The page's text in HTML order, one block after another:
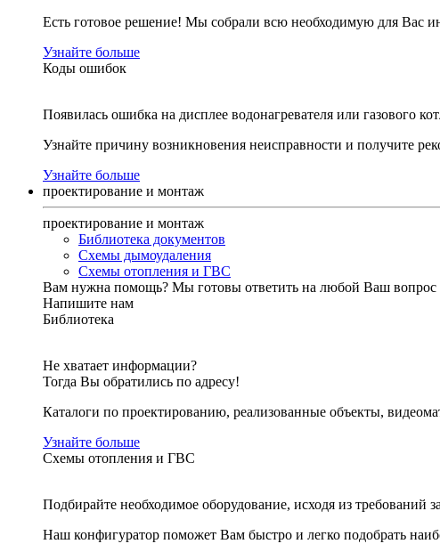
Есть готовое решение! Мы собрали всю необходимую для Вас
Узнайте больше
Коды ошибок
Появилась ошибка на дисплее водонагревателя или газового
Узнайте причину возникновения неисправности и получите
Узнайте больше
проектирование и монтаж
проектирование и монтаж
Библиотека документов
Схемы дымоудаления
Схемы отопления и ГВС
Вам нужна помощь? Мы готовы ответить на любой Ваш вопрос
Напишите нам
Библиотека
Не хватает информации?
Тогда Вы обратились по адресу!
Каталоги по проектированию, реализованные объекты,
Узнайте больше
Схемы отопления и ГВС
Подбирайте необходимое оборудование, исходя из требований
Наш конфигуратор поможет Вам быстро и легко подобрать